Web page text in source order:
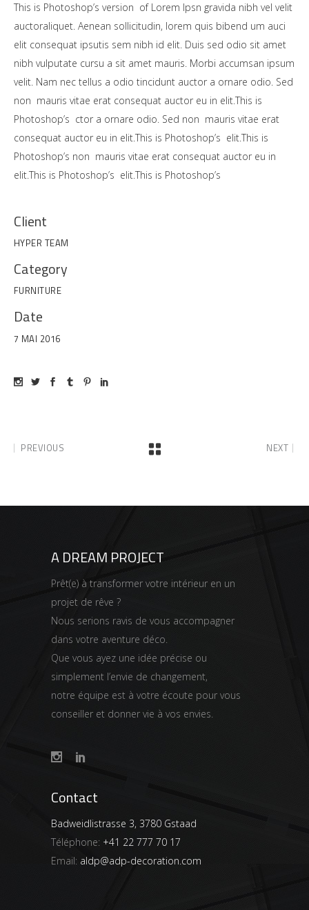
This is Photoshop’s version of Lorem Ipsn gravida nibh vel velit
auctoraliquet. Aenean sollicitudin, lorem quis bibend um auci
elit consequat ipsutis sem nibh id elit. Duis sed odio sit amet
nibh vulputate cursu a sit amet mauris. Morbi accumsan ipsum
velit. Nam nec tellus a odio tincidunt auctor a ornare odio. Sed
non mauris vitae erat consequat auctor eu in elit.This is
Photoshop’s ctor a ornare odio. Sed non mauris vitae erat
consequat auctor eu in elit.This is Photoshop’s elit.This is
Photoshop’s non mauris vitae erat consequat auctor eu in
elit.This is Photoshop’s elit.This is Photoshop’s
Client
HYPER TEAM
Category
FURNITURE
Date
7 MAI 2016
PREVIOUS NEXT
A DREAM PROJECT
Prêt(e) à transformer votre intérieur en un
projet de rêve ?
Nous serions ravis de vous accompagner
dans votre aventure déco.
Que vous ayez une idée précise ou
simplement l’envie de changement,
notre équipe est à votre écoute pour vous
conseiller et donner vie à vos envies.
Contact
Badweidlistrasse 3, 3780 Gstaad
Téléphone: +41 22 777 70 17
Email: aldp@adp-decoration.com